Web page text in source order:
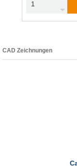
CAD Zeichnungen